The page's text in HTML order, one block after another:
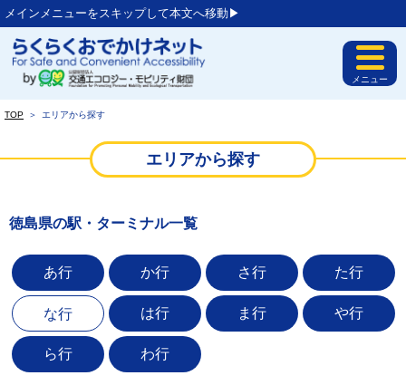
メインメニューをスキップして本文へ移動▶︎
メニュー
TOP ＞ エリアから探す
エリアから探す
徳島県の駅・ターミナル一覧
あ行 か行 さ行 た行
な行 は行 ま行 や行
ら行 わ行